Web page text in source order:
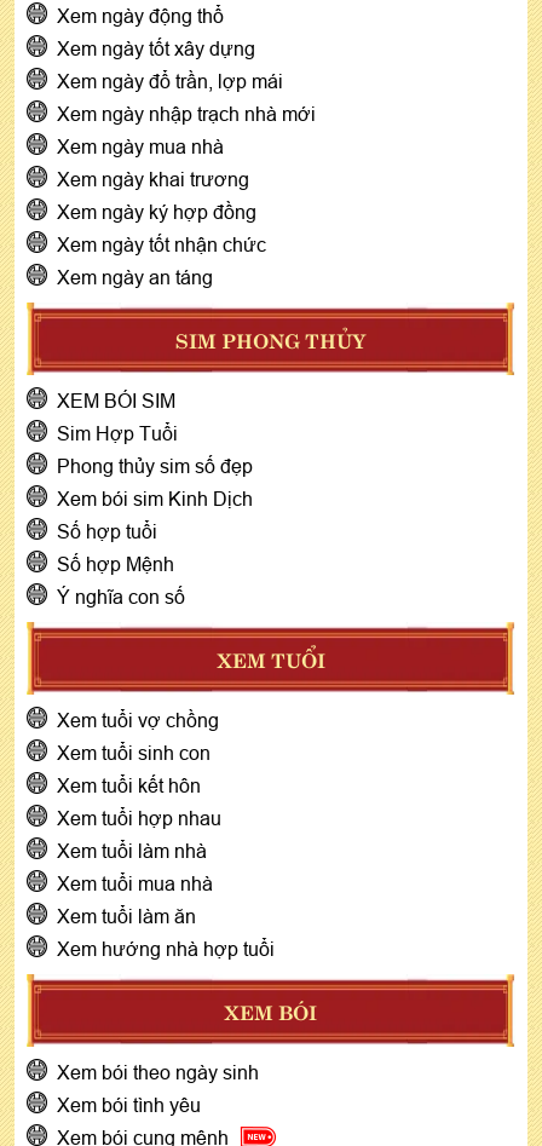
Xem ngày động thổ
Xem ngày tốt xây dựng
Xem ngày đổ trần, lợp mái
Xem ngày nhập trạch nhà mới
Xem ngày mua nhà
Xem ngày khai trương
Xem ngày ký hợp đồng
Xem ngày tốt nhận chức
Xem ngày an táng
SIM PHONG THỦY
XEM BÓI SIM
Sim Hợp Tuổi
Phong thủy sim số đẹp
Xem bói sim Kinh Dịch
Số hợp tuổi
Số hợp Mệnh
Ý nghĩa con số
XEM TUỔI
Xem tuổi vợ chồng
Xem tuổi sinh con
Xem tuổi kết hôn
Xem tuổi hợp nhau
Xem tuổi làm nhà
Xem tuổi mua nhà
Xem tuổi làm ăn
Xem hướng nhà hợp tuổi
XEM BÓI
Xem bói theo ngày sinh
Xem bói tình yêu
Xem bói cung mệnh